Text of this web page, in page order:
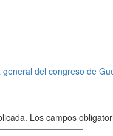
del congreso de
Los campos